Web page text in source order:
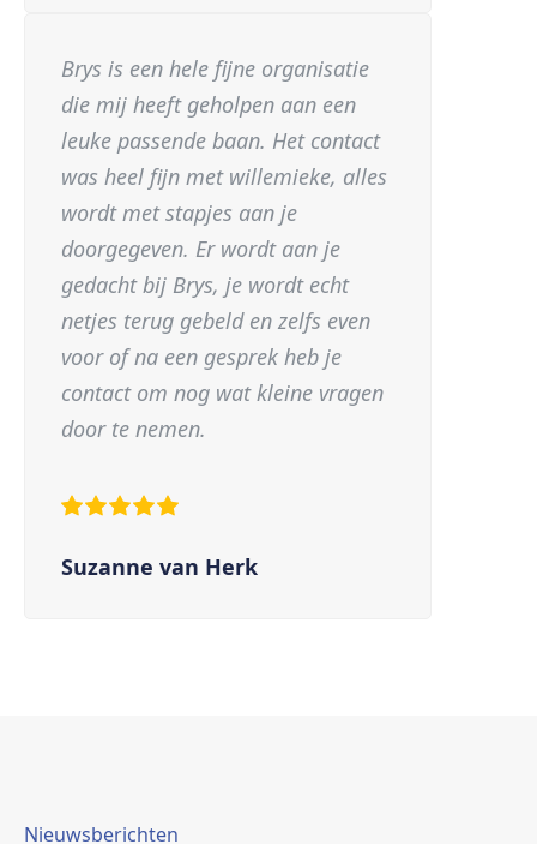
Brys is een hele fijne organisatie
die mij heeft geholpen aan een
leuke passende baan. Het contact
was heel fijn met willemieke, alles
wordt met stapjes aan je
doorgegeven. Er wordt aan je
gedacht bij Brys, je wordt echt
netjes terug gebeld en zelfs even
voor of na een gesprek heb je
contact om nog wat kleine vragen
door te nemen.
Suzanne van Herk
Nieuwsberichten